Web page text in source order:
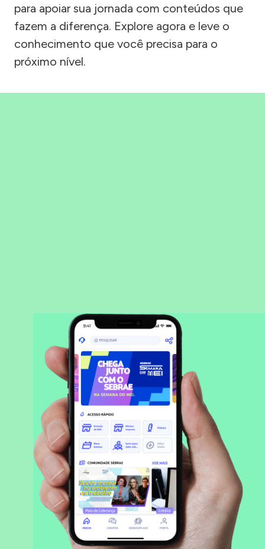
para apoiar sua jornada com conteúdos que
fazem a diferença. Explore agora e leve o
conhecimento que você precisa para o
próximo nível.